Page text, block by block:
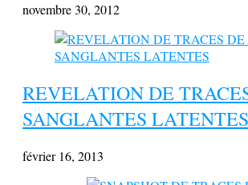
novembre 30, 2012
REVELATION DE
SANGLANTES LATENTES
février 16, 2013